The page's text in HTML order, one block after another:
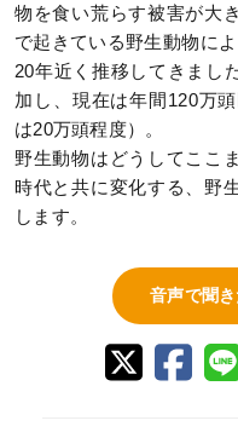
物を食い荒らす被害が大
で起きている野生動物に
20年近く推移してきまし
加し、現在は年間120万
は20万頭程度）。
野生動物はどうしてここ
時代と共に変化する、野
します。
音声で聞